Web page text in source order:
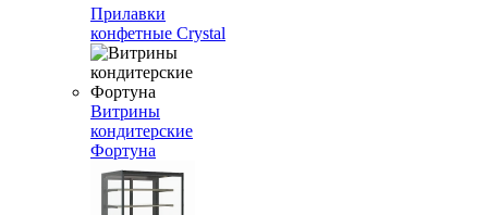
Прилавки
конфетные Crystal
Витрины
кондитерские
Фортуна